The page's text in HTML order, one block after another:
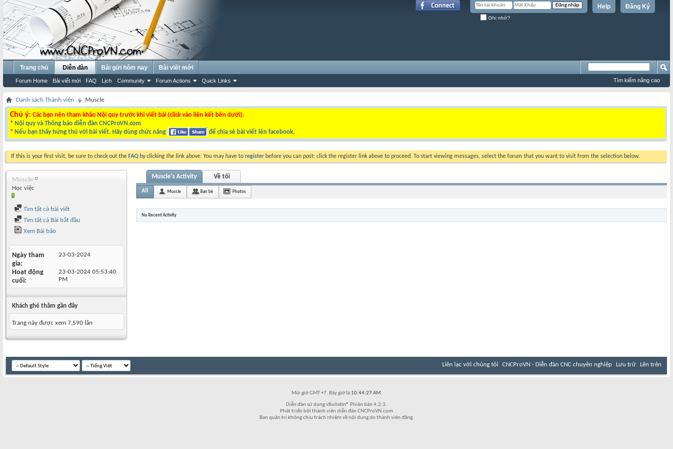
Đăng Ký
Help
Ghi nhớ?
Trang chủ Diễn đàn
Forum Home Bài viết mới FAQ Lịch Community Forum Actions Quick Links
Bài gửi hôm nay Bài viết mới
Tìm kiếm nâng cao
Danh sách Thành viên Muscle
Chú ý: Các bạn nên tham khảo Nội quy trước khi viết bài (click vào liên kết bên dưới).
* Nội quy và Thông báo diễn đàn CNCProVN.com
* Nếu bạn thấy hứng thú với bài viết. Hãy dùng chức năng để chia sẻ bài viết lên facebook.
If this is your first visit, be sure to check out the FAQ by clicking the link above. You may have to register before you can post: click the register link above to proceed. To start viewing messages, select the forum that you want to visit from the selection below.
Muscle
Học việc
Tìm tất cả bài viết
Tìm tất cả Bài bắt đầu
Xem Bài báo
Ngày tham
gia
23-03-2024
Hoạt động
cuối
23-03-2024 05:53:40
PM
Khách ghé thăm gần đây
Trang này được xem 7,590 lần
Muscle's Activity Về tôi
All Muscle Bạn bè Photos
No Recent Activity
Liên lạc với chúng tôi CNCProVN - Diễn đàn CNC chuyên nghiệp Lưu trữ Lên trên
Múi giờ GMT +7. Bây giờ là 10:44:27 AM.
Diễn đàn sử dụng vBulletin® Phiên bản 4.2.3.
Phát triển bởi thành viên diễn đàn CNCProVN.com
Ban quản trị không chịu trách nhiệm về nội dung do thành viên đăng.